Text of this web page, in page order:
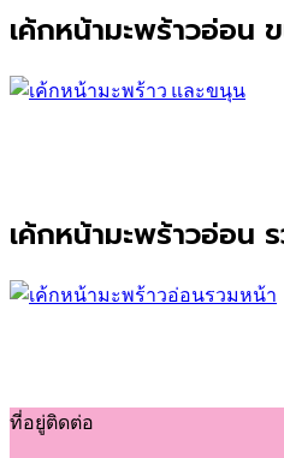
เค้กหน้ามะพร้าวอ่อน
เค้กหน้ามะพร้าวอ่อน
ที่อยู่ติดต่อ